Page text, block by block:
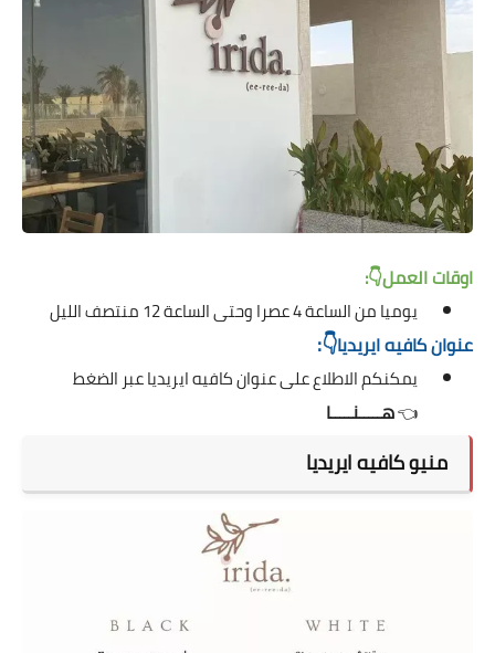
اوقات العمل👇:
يوميا من الساعة 4 عصرا وحتى الساعة 12 منتصف الليل
عنوانكافيه ايريديا👇:
يمكنكم الاطلاع على عنوان كافيه ايريديا عبر الضغط
👈هـــــنـــــا
منيو كافيه ايريديا